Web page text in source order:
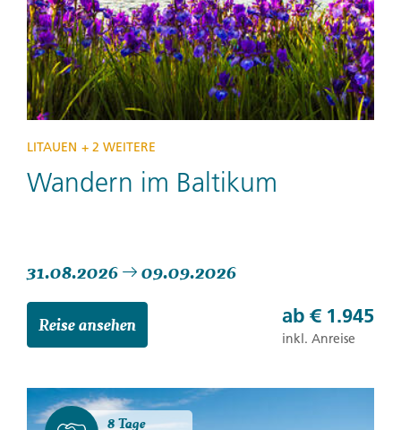
LITAUEN + 2 WEITERE
Wandern im Baltikum
31.08.2026 09.09.2026
Reise ansehen ab € 1.945
inkl. Anreise
8 Tage